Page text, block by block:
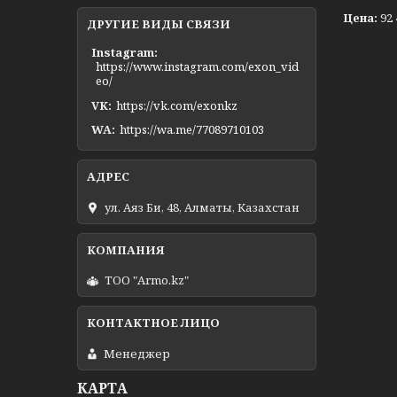
Цена: 92
ДРУГИЕ ВИДЫ СВЯЗИ
Instagram
https://www.instagram.com/exon_vid
eo/
VK https://vk.com/exonkz
WA https://wa.me/77089710103
ул. Аяз Би, 48, Алматы, Казахстан
ТОО "Armo.kz"
Менеджер
КАРТА